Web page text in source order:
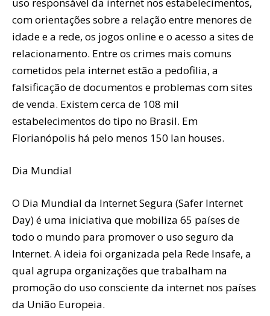
com orientações sobre a relação entre menores de
idade e a rede, os jogos online e o acesso a sites de
relacionamento. Entre os crimes mais comuns
cometidos pela internet estão a pedofilia, a
falsificação de documentos e problemas com sites
de venda. Existem cerca de 108 mil
estabelecimentos do tipo no Brasil. Em
Florianópolis há pelo menos 150 lan houses.
Dia Mundial
O Dia Mundial da Internet Segura (Safer Internet
Day) é uma iniciativa que mobiliza 65 países de
todo o mundo para promover o uso seguro da
Internet. A ideia foi organizada pela Rede Insafe, a
qual agrupa organizações que trabalham na
promoção do uso consciente da internet nos países
da União Europeia.